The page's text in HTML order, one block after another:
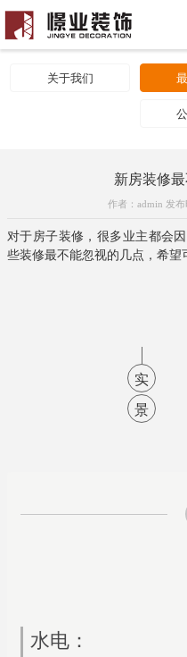
关于我们
新房装修
作者：admin 发
对于房子装修，很多业主都会
些装修最不能忽视的几点，希望
实
景
水电：